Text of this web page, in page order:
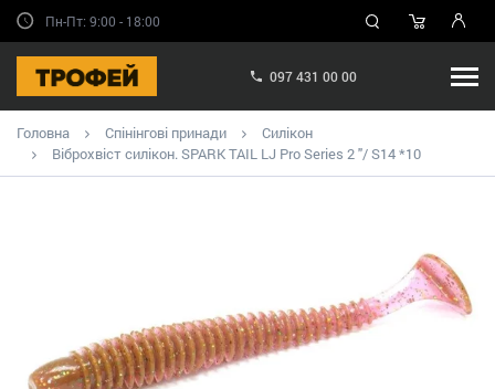
Пн-Пт: 9:00 - 18:00
097 431 00 00
Головна Спінінгові принади
Силікон
Віброхвіст силікон. SPARK TAIL LJ Pro Series 2 "/ S14 *10